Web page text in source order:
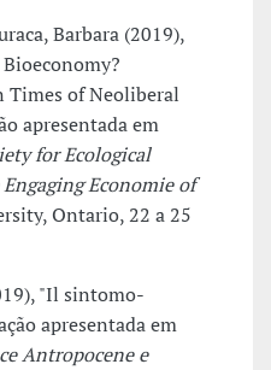
Barbara (2019),
Times of Neoliberal
apresentada em
for Ecological
Economie of
Ontario, 22 a 25
"Il sintomo-
apresentada em
Antropocene e